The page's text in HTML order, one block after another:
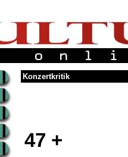
Konzertkritik
47 +